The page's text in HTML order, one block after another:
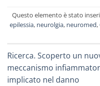
Questo elemento è stato
epilessia, neurolgia, neuromed,
Ricerca. Scoperto un
meccanismo
implicato nel danno